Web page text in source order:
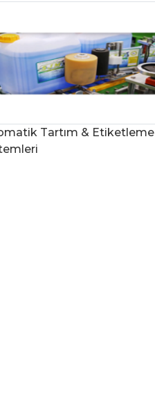
Tartım & Etiketleme